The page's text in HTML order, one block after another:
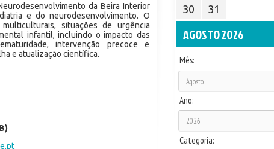
da Beira Interior
e do neurodesenvolvimento. O
situações de urgência
infantil, incluindo o impacto das
intervenção precoce e
e atualização científica.
30
31
AGOSTO 2026
Mês:
Ano:
Categoria: